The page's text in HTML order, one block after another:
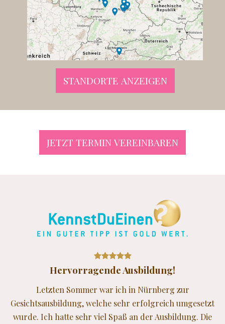
STANDORTE ANZEIGEN
JETZT TERMIN VEREINBAREN
Hervorragende Ausbildung!
Letzten Sommer war ich in Nürnberg zur
Gesichtsausbildung, welche sehr erfolgreich umgesetzt
wurde. Ich hatte sehr viel Spaß an der Ausbildung. Die